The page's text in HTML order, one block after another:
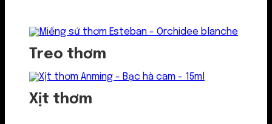
Treo thơm
Xịt thơm